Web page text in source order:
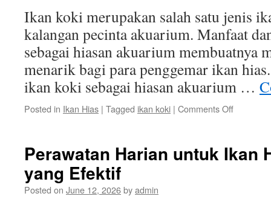
Ikan koki merupakan salah satu jenis
kalangan pecinta akuarium. Manfaat
sebagai hiasan akuarium membuatnya
menarik bagi para penggemar ikan
ikan koki sebagai hiasan akuarium …
Posted in Ikan Hias | Tagged ikan koki | Comments Offon
Ikan
Perawatan Harian untuk Ikan
yang Efektif
Posted on June 12, 2026byadmin